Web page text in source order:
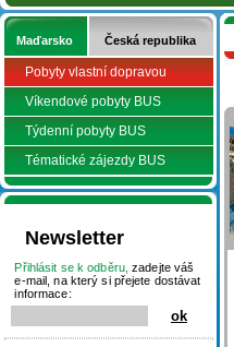
Maďarsko Česká republika
Pobyty vlastní dopravou
Víkendové pobyty BUS
Týdenní pobyty BUS
Tématické zájezdy BUS
Newsletter
Přihlásit se k odběru, zadejte váš
e-mail, na který si přejete dostávat
informace: